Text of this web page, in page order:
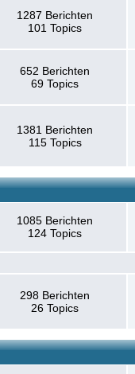
1287 Berichten
101 Topics
652 Berichten
69 Topics
1381 Berichten
115 Topics
1085 Berichten
124 Topics
298 Berichten
26 Topics